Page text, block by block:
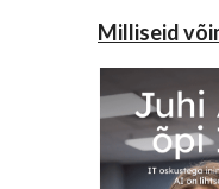
Milliseid